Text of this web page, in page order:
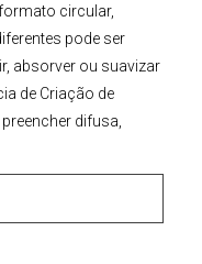
circular,
pode ser
absorver ou suavizar
de Criação de
difusa,